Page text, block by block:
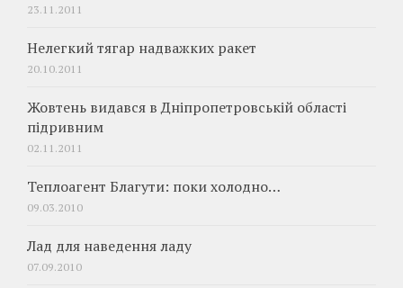
23.11.2011
Нелегкий тягар надважких ракет
20.10.2011
Жовтень видався в Дніпропетровській області
підривним
02.11.2011
Теплоагент Благути: поки холодно…
09.03.2010
Лад для наведення ладу
07.09.2010